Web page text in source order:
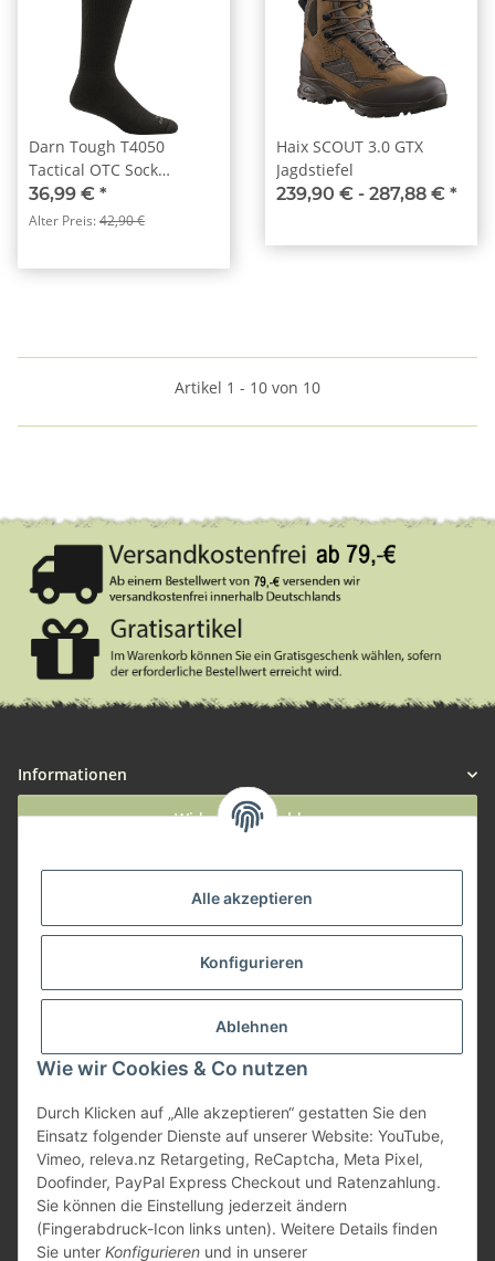
Alle akzeptieren
Konfigurieren
Ablehnen
Wie wir Cookies & Co nutzen
Durch Klicken auf „Alle akzeptieren“ gestatten Sie den
Einsatz folgender Dienste auf unserer Website: YouTube,
Vimeo, releva.nz Retargeting, ReCaptcha, Meta Pixel,
Doofinder, PayPal Express Checkout und Ratenzahlung.
Sie können die Einstellung jederzeit ändern
(Fingerabdruck-Icon links unten). Weitere Details finden
Sie unter Konfigurieren und in unserer
Darn Tough T4050
Tactical OTC Sock
Schwarz
36,99 € *
Alter Preis:42,90 €
Haix SCOUT 3.0 GTX
Jagdstiefel
239,90 € - 287,88 € *
Artikel 1 - 10 von 10
Informationen
Widerruf anmelden
Zahlungsmöglichkeiten